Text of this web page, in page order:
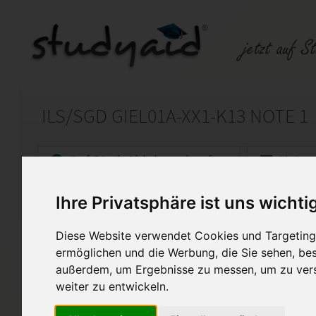
Ihre Privatsphäre ist uns
Diese Website verwendet Cookies und
ermöglichen und die Werbung, die Sie sehen,
außerdem, um Ergebnisse zu messen, um zu
weiter zu entwickeln.
ILS/SGD GIEL01A-XX1-K13 NOTE 1
Auf StudyAid.de verkaufen
Startseite Sonstiges
Grundlagen der Elektronik - Grundlagen der
Ich biete meine selbst
Einsendeaufgabe GIEL01A-